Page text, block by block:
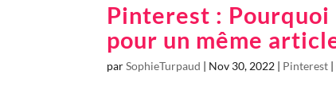
Pinterest : Pourquoi
pour un même
parSophieTurpaud | Nov 30, 2022 | Pinterest |